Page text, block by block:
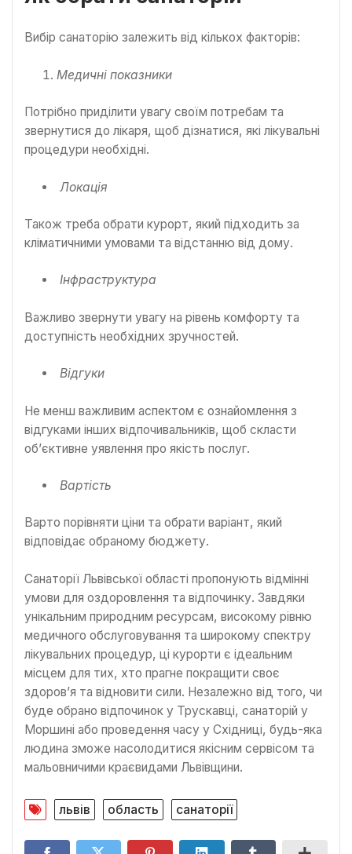
Вибір санаторію залежить від кількох факторів:
Медичні показники
Потрібно приділити увагу своїм потребам та
звернутися до лікаря, щоб дізнатися, які лікувальні
процедури необхідні.
Локація
Також треба обрати курорт, який підходить за
кліматичними умовами та відстанню від дому.
Інфраструктура
Важливо звернути увагу на рівень комфорту та
доступність необхідних зручностей.
Відгуки
Не менш важливим аспектом є ознайомлення з
відгуками інших відпочивальників, щоб скласти
об’єктивне уявлення про якість послуг.
Вартість
Варто порівняти ціни та обрати варіант, який
відповідає обраному бюджету.
Санаторії Львівської області пропонують відмінні
умови для оздоровлення та відпочинку. Завдяки
унікальним природним ресурсам, високому рівню
медичного обслуговування та широкому спектру
лікувальних процедур, ці курорти є ідеальним
місцем для тих, хто прагне покращити своє
здоров’я та відновити сили. Незалежно від того, чи
буде обрано відпочинок у Трускавці, санаторій у
Моршині або проведення часу у Східниці, будь-яка
людина зможе насолодитися якісним сервісом та
мальовничими краєвидами Львівщини.
львів область санаторії